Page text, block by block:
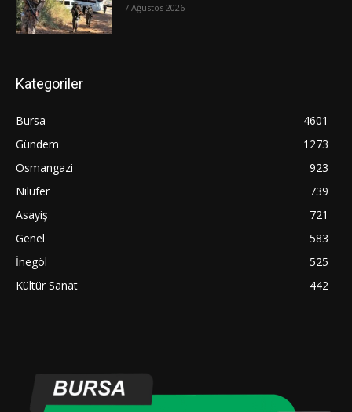
7 Ağustos 2026
Kategoriler
Bursa
4601
Gündem
1273
Osmangazi
923
Nilüfer
739
Asayiş
721
Genel
583
İnegöl
525
Kültür Sanat
442